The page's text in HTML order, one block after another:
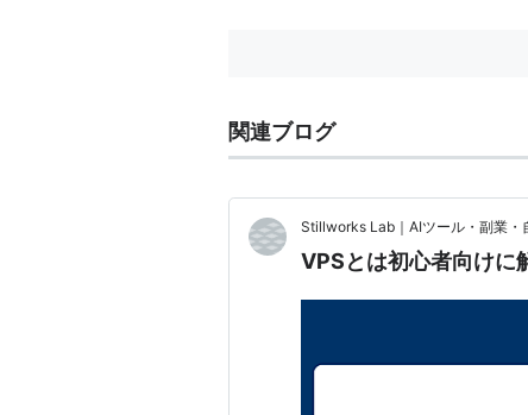
関連ブログ
Stillworks Lab｜AIツール・副業・
VPSとは初心者向けに